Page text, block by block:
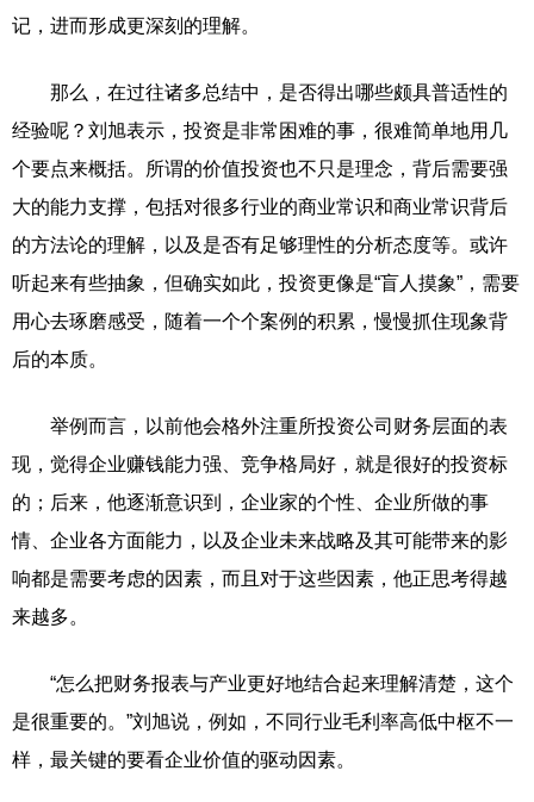
记，进而形成更深刻的理解。
那么，在过往诸多总结中，是否得出哪些颇具普适性的
经验呢？刘旭表示，投资是非常困难的事，很难简单地用几
个要点来概括。所谓的价值投资也不只是理念，背后需要强
大的能力支撑，包括对很多行业的商业常识和商业常识背后
的方法论的理解，以及是否有足够理性的分析态度等。或许
听起来有些抽象，但确实如此，投资更像是“盲人摸象”，需要
用心去琢磨感受，随着一个个案例的积累，慢慢抓住现象背
后的本质。
举例而言，以前他会格外注重所投资公司财务层面的表
现，觉得企业赚钱能力强、竞争格局好，就是很好的投资标
的；后来，他逐渐意识到，企业家的个性、企业所做的事
情、企业各方面能力，以及企业未来战略及其可能带来的影
响都是需要考虑的因素，而且对于这些因素，他正思考得越
来越多。
“怎么把财务报表与产业更好地结合起来理解清楚，这个
是很重要的。”刘旭说，例如，不同行业毛利率高低中枢不一
样，最关键的要看企业价值的驱动因素。